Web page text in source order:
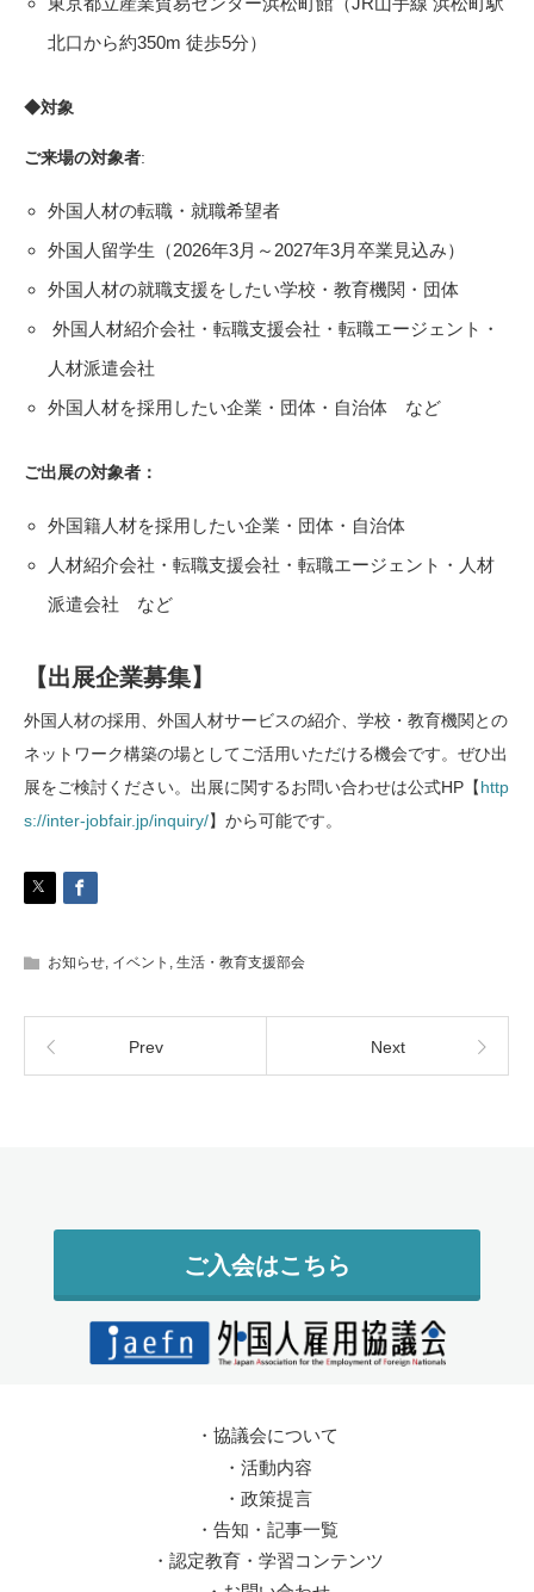
北口から約350m 徒歩5分）
◆対象
ご来場の対象者:
外国人材の転職・就職希望者
外国人留学生（2026年3月～2027年3月卒業見込み）
外国人材の就職支援をしたい学校・教育機関・団体
外国人材紹介会社・転職支援会社・転職エージェント・
人材派遣会社
外国人材を採用したい企業・団体・自治体 など
ご出展の対象者：
外国籍人材を採用したい企業・団体・自治体
人材紹介会社・転職支援会社・転職エージェント・人材
派遣会社 など
【出展企業募集】
外国人材の採用、外国人材サービスの紹介、学校・教育機関との
ネットワーク構築の場としてご活用いただける機会です。ぜひ出
展をご検討ください。出展に関するお問い合わせは公式HP【http
s://inter-jobfair.jp/inquiry/】から可能です。
お知らせ, イベント , 生活・教育支援部会
Prev Next
ご入会はこちら
・ 協議会について
・ 活動内容
・ 政策提言
・ 告知・記事一覧
・ 認定教育・学習コンテンツ